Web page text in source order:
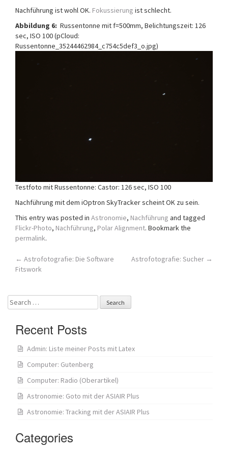
Nachführung ist wohl OK. Fokussierung ist schlecht.
Abbildung 6: Russentonne mit f=500mm, Belichtungszeit: 126
sec, ISO 100 (pCloud:
Russentonne_35244462984_c754c5def3_o.jpg)
Testfoto mit Russentonne: Castor: 126 sec, ISO 100
Nachführung mit dem iOptron SkyTracker scheint OK zu sein.
This entry was posted in Astronomie, Nachführung and tagged
Flickr-Photo, Nachführung, Polar Alignment. Bookmark the
permalink.
Post
← Astrofotografie: Die Software
Fitswork
Astrofotografie: Sucher →
Search
for:
Recent Posts
Admin: Liste meiner Posts mit Latex
Computer: Gutenberg
Computer: Radio (Oberartikel)
Astronomie: Goto mit der ASIAIR Plus
Astronomie: Tracking mit der ASIAIR Plus
Categories